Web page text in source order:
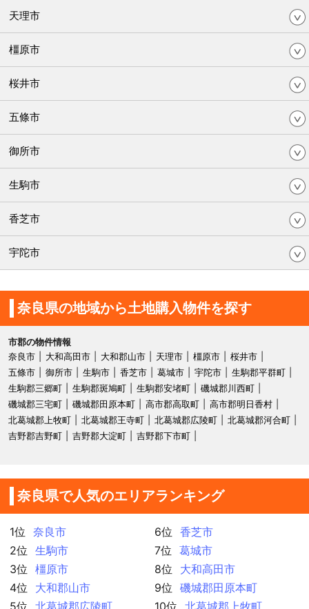
天理市
橿原市
桜井市
五條市
御所市
生駒市
香芝市
宇陀市
奈良県の地域から土地購入物件を探す
市郡の物件情報
奈良市
大和高田市 大和郡山市 天理市 橿原市
桜井市
五條市
御所市 生駒市 香芝市 葛城市 宇陀市
生駒郡平群町
生駒郡三郷町
生駒郡斑鳩町 生駒郡安堵町
磯城郡川西町
磯城郡三宅町
磯城郡田原本町 高市郡高取町
高市郡明日香村
北葛城郡上牧町
北葛城郡王寺町 北葛城郡広陵町
北葛城郡河合町
吉野郡吉野町
吉野郡大淀町 吉野郡下市町
奈良県で人気のエリアランキング
1位
奈良市
2位
生駒市
3位
橿原市
4位
大和郡山市
5位
北葛城郡広陵町
6位
香芝市
7位
葛城市
8位
大和高田市
9位
磯城郡田原本町
10位
北葛城郡上牧町